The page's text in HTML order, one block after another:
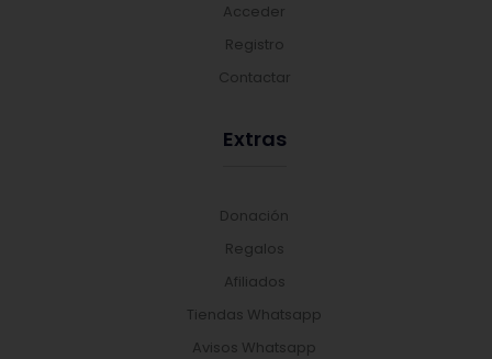
Acceder
Registro
Contactar
Extras
Donación
Regalos
Afiliados
Tiendas Whatsapp
Avisos Whatsapp